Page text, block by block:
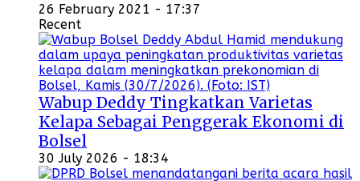
26 February 2021 - 17:37
Recent
Wabup Deddy Tingkatkan Varietas
Kelapa Sebagai Penggerak Ekonomi di
Bolsel
30 July 2026 - 18:34